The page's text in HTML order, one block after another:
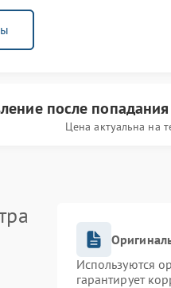
после
Цена актуальна на
Используются
гарантирует